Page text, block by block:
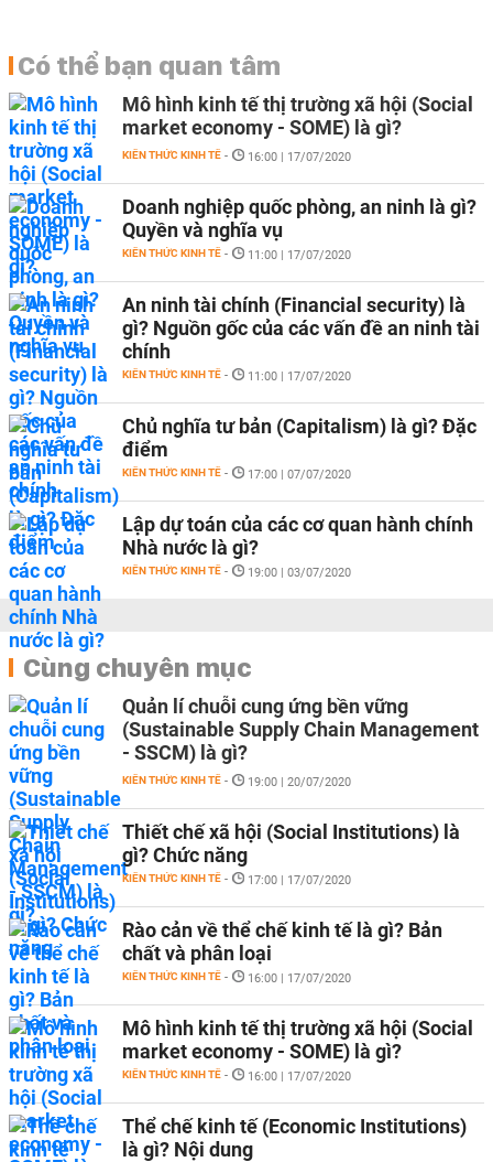
Có thể bạn quan tâm
Mô hình kinh tế thị trường xã hội (Social
market economy - SOME) là gì?
KIẾN THỨC KINH TẾ - 16:00 | 17/07/2020
Doanh nghiệp quốc phòng, an ninh là gì?
Quyền và nghĩa vụ
KIẾN THỨC KINH TẾ - 11:00 | 17/07/2020
An ninh tài chính (Financial security) là
gì? Nguồn gốc của các vấn đề an ninh tài
chính
KIẾN THỨC KINH TẾ - 11:00 | 17/07/2020
Chủ nghĩa tư bản (Capitalism) là gì? Đặc
điểm
KIẾN THỨC KINH TẾ - 17:00 | 07/07/2020
Lập dự toán của các cơ quan hành chính
Nhà nước là gì?
KIẾN THỨC KINH TẾ - 19:00 | 03/07/2020
Cùng chuyên mục
Quản lí chuỗi cung ứng bền vững
(Sustainable Supply Chain Management
- SSCM) là gì?
KIẾN THỨC KINH TẾ - 19:00 | 20/07/2020
Thiết chế xã hội (Social Institutions) là
gì? Chức năng
KIẾN THỨC KINH TẾ - 17:00 | 17/07/2020
Rào cản về thể chế kinh tế là gì? Bản
chất và phân loại
KIẾN THỨC KINH TẾ - 16:00 | 17/07/2020
Mô hình kinh tế thị trường xã hội (Social
market economy - SOME) là gì?
KIẾN THỨC KINH TẾ - 16:00 | 17/07/2020
Thể chế kinh tế (Economic Institutions)
là gì? Nội dung